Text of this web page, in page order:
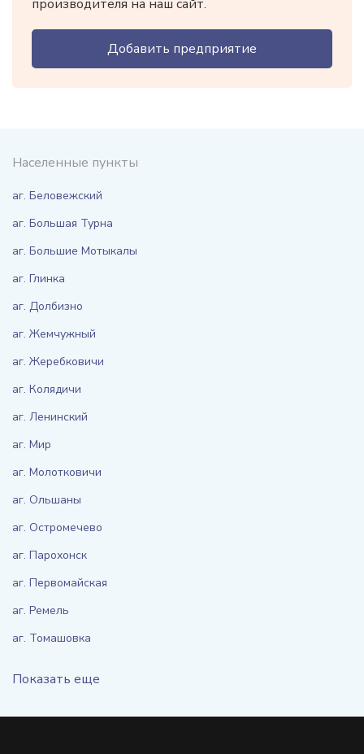
производителя на наш сайт.
Добавить предприятие
Населенные пункты
аг. Беловежский
аг. Большая Турна
аг. Большие Мотыкалы
аг. Глинка
аг. Долбизно
аг. Жемчужный
аг. Жеребковичи
аг. Колядичи
аг. Ленинский
аг. Мир
аг. Молотковичи
аг. Ольшаны
аг. Остромечево
аг. Парохонск
аг. Первомайская
аг. Ремель
аг. Томашовка
Показать еще